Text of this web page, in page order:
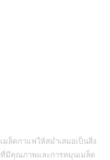
มล็ดกาแฟให้สม่ำเสมอเป็นสิ่ง
ที่มีคุณภาพและการหมุนเมล็ด